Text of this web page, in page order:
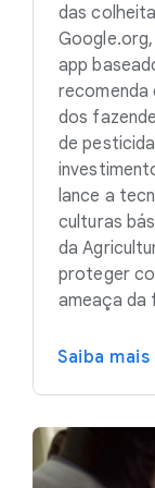
das
Google.org,
app
recomenda
dos
de
lance a
culturas
da
proteger
ameaça da
Saiba mais